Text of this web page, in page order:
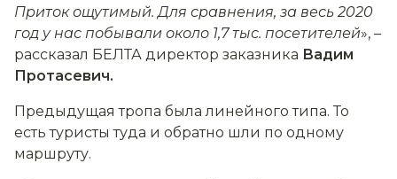
Приток ощутимый. Для сравнения, за весь 2020
год у нас побывали около 1,7 тыс. посетителей», –
рассказал БЕЛТА директор заказника Вадим
Протасевич.
Предыдущая тропа была линейного типа. То
есть туристы туда и обратно шли по одному
маршруту.